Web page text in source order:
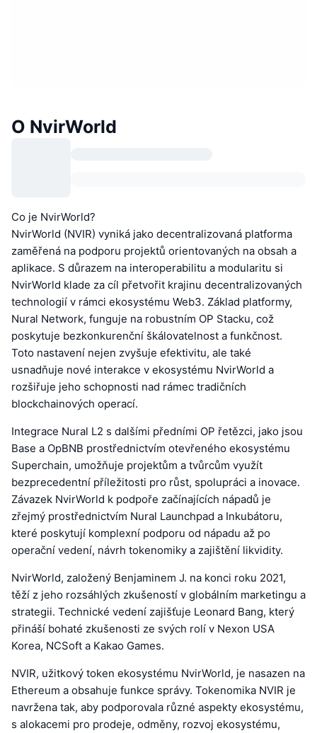
O NvirWorld
Co je NvirWorld?
NvirWorld (NVIR) vyniká jako decentralizovaná platforma
zaměřená na podporu projektů orientovaných na obsah a
aplikace. S důrazem na interoperabilitu a modularitu si
NvirWorld klade za cíl přetvořit krajinu decentralizovaných
technologií v rámci ekosystému Web3. Základ platformy,
Nural Network, funguje na robustním OP Stacku, což
poskytuje bezkonkurenční škálovatelnost a funkčnost.
Toto nastavení nejen zvyšuje efektivitu, ale také
usnadňuje nové interakce v ekosystému NvirWorld a
rozšiřuje jeho schopnosti nad rámec tradičních
blockchainových operací.
Integrace Nural L2 s dalšími předními OP řetězci, jako jsou
Base a OpBNB prostřednictvím otevřeného ekosystému
Superchain, umožňuje projektům a tvůrcům využít
bezprecedentní příležitosti pro růst, spolupráci a inovace.
Závazek NvirWorld k podpoře začínajících nápadů je
zřejmý prostřednictvím Nural Launchpad a Inkubátoru,
které poskytují komplexní podporu od nápadu až po
operační vedení, návrh tokenomiky a zajištění likvidity.
NvirWorld, založený Benjaminem J. na konci roku 2021,
těží z jeho rozsáhlých zkušeností v globálním marketingu a
strategii. Technické vedení zajišťuje Leonard Bang, který
přináší bohaté zkušenosti ze svých rolí v Nexon USA
Korea, NCSoft a Kakao Games.
NVIR, užitkový token ekosystému NvirWorld, je nasazen na
Ethereum a obsahuje funkce správy. Tokenomika NVIR je
navržena tak, aby podporovala různé aspekty ekosystému,
s alokacemi pro prodeje, odměny, rozvoj ekosystému,